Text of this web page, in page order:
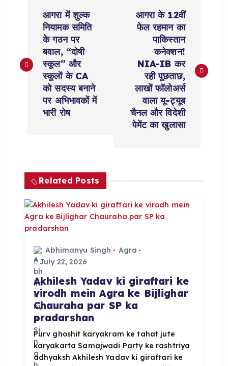
s
g
a
आगरा में शुल्क
नियामक समिति
के गठन पर
बवाल, “दोषी
स्कूल” और
स्कूलों के CA
को सदस्य बनाने
पर अभिभावकों में
भारी रोष
आगरा के 12वीं
फेल रहमान का
पाकिस्तान
कनेक्शन!
NIA-IB कर
रही पूछताछ,
लाखों फॉलोअर्स
वाला यू-ट्यूब
चैनल और विदेशी
पेमेंट का खुलासा
Related Posts
Abhimanyu Singh
Agra
July 22, 2026
Akhilesh Yadav ki giraftari ke
virodh mein Agra ke Bijlighar
Chauraha par SP ka
pradarshan
Purv ghoshit karyakram ke tahat jute
karyakarta Samajwadi Party ke rashtriya
adhyaksh Akhilesh Yadav ki giraftari ke